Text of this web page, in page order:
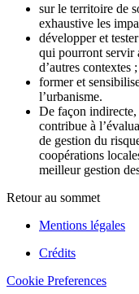
sur le territoire de
exhaustive les
développer et
qui pourront servir
d’autres contextes ;
former et
l’urbanisme.
De façon indirecte,
contribue à
de gestion du
coopérations
meilleur gestion
Retour au sommet
Mentions légales
Crédits
Cookie Preferences